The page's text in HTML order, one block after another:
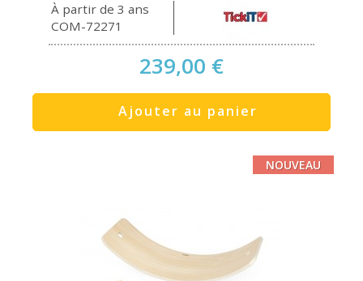
À partir de 3 ans
COM-72271
239,00 €
Ajouter au panier
NOUVEAU